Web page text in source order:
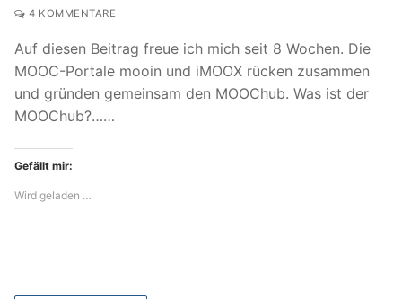
4 KOMMENTARE
Auf diesen Beitrag freue ich mich seit 8 Wochen. Die
MOOC-Portale mooin und iMOOX rücken zusammen
und gründen gemeinsam den MOOChub. Was ist der
MOOChub?……
Gefällt mir:
Wird geladen …